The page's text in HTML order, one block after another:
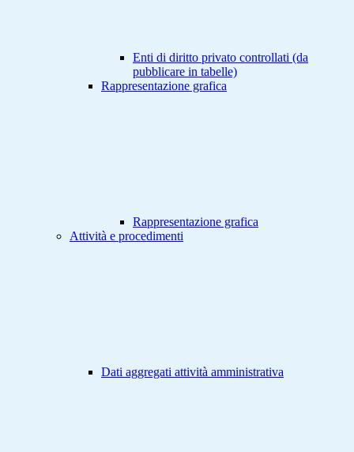
Enti di diritto privato controllati (da
pubblicare in tabelle)
Rappresentazione grafica
Rappresentazione grafica
Attività e procedimenti
Dati aggregati attività amministrativa